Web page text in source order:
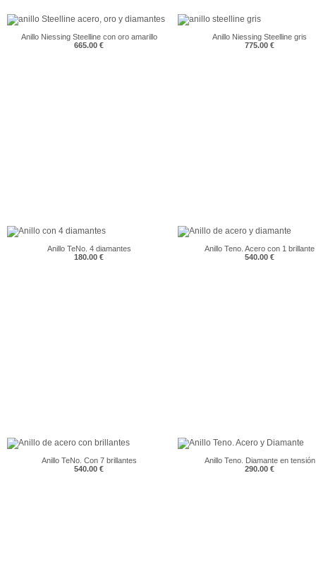
Anillo Niessing Steelline con oro amarillo
665.00 €
Anillo Niessing Steelline gris
775.00 €
Anillo TeNo. 4 diamantes
180.00 €
Anillo Teno. Acero con 1 brillante
540.00 €
Anillo TeNo. Con 7 brillantes
540.00 €
Anillo Teno. Diamante en tensión
290.00 €